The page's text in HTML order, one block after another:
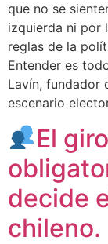
que no se
izquierda ni por
reglas de la
Entender es
Lavín, fundador
escenario
El
decide
chileno.